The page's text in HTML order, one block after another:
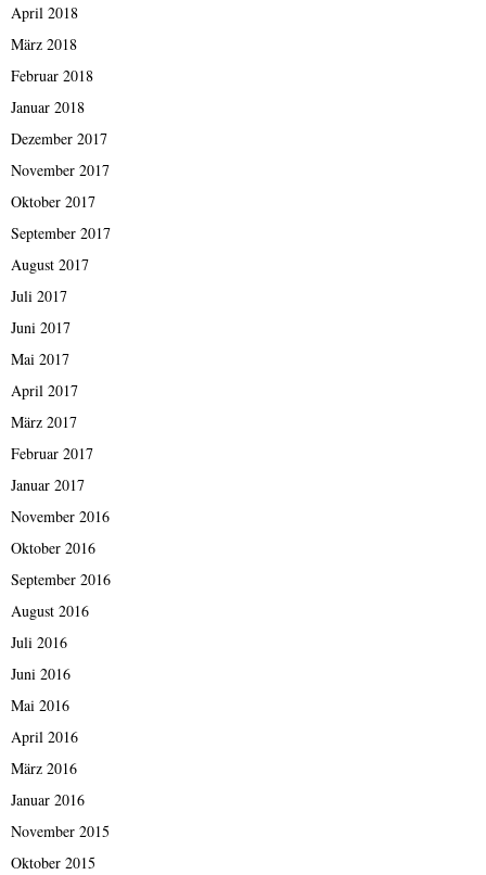
April 2018
März 2018
Februar 2018
Januar 2018
Dezember 2017
November 2017
Oktober 2017
September 2017
August 2017
Juli 2017
Juni 2017
Mai 2017
April 2017
März 2017
Februar 2017
Januar 2017
November 2016
Oktober 2016
September 2016
August 2016
Juli 2016
Juni 2016
Mai 2016
April 2016
März 2016
Januar 2016
November 2015
Oktober 2015